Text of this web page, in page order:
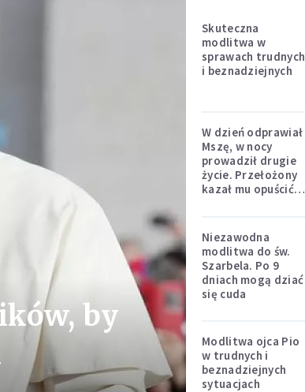
by
Skuteczna
modlitwa w
sprawach trudnych
i beznadziejnych
W dzień odprawiał
Mszę, w nocy
prowadził drugie
życie. Przełożony
kazał mu opuścić
Niezawodna
modlitwa do św.
Szarbela. Po 9
dniach mogą dziać
się cuda
Modlitwa ojca Pio
w trudnych i
beznadziejnych
sytuacjach